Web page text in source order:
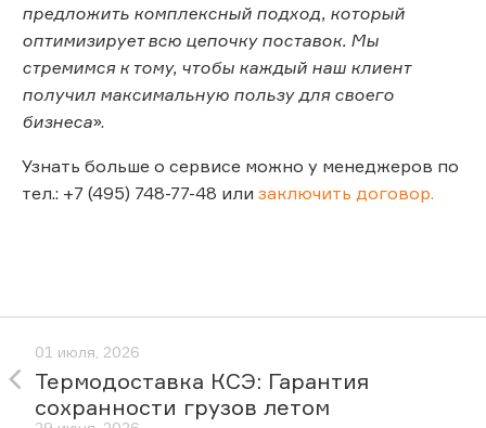
предложить комплексный подход, который
оптимизирует всю цепочку поставок. Мы
стремимся к тому, чтобы каждый наш клиент
получил максимальную пользу для своего
бизнеса».
Узнать больше о сервисе можно у менеджеров по
тел.: +7 (495) 748-77-48 или заключить договор.
01 июля, 2026
Термодоставка КСЭ: Гарантия
сохранности грузов летом